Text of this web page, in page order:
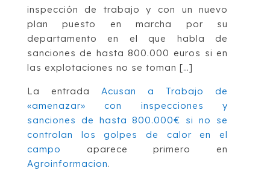
inspección de trabajo y con un nuevo
plan puesto en marcha por su
departamento en el que habla de
sanciones de hasta 800.000 euros si en
las explotaciones no se toman […]
La entrada Acusan a Trabajo de
«amenazar» con inspecciones y
sanciones de hasta 800.000€ si no se
controlan los golpes de calor en el
campo aparece primero en
Agroinformacion.